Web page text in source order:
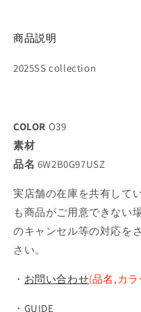
商品説明
2025SS collection
COLOR O39
素材
品名 6W2B0G97USZ
実店舗の在庫を共有して
も商品がご用意できない
のキャンセル等の対応を
さい。
・ お問い合わせ(品名,カ
・ GUIDE